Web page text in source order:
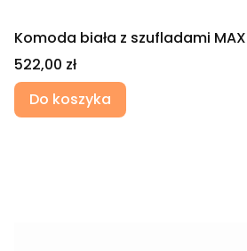
Komoda biała z szufladami
Cena
522,00 zł
Do koszyka